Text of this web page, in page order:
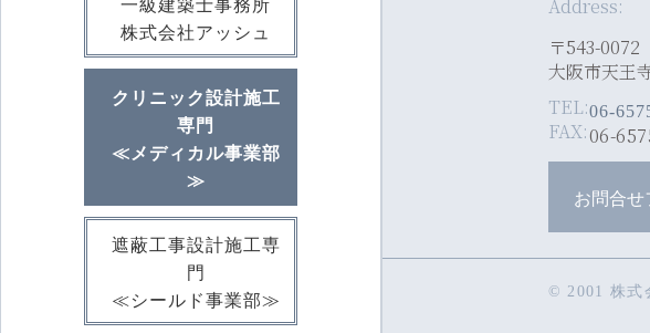
一級建築士事務所
株式会社アッシュ
クリニック設計施工
専門
≪メディカル事業部
≫
遮蔽工事設計施工専
門
≪シールド事業部≫
Address:
〒543-0072
大阪市天王
TEL:
FAX:
06-
06-
お問合せ
© 2001 株式